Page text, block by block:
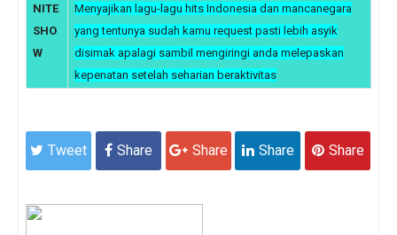
NITE
SHO
W
Menyajikan lagu-lagu hits Indonesia dan mancanegara
yang tentunya sudah kamu request pasti lebih asyik
disimak apalagi sambil mengiringi anda melepaskan
kepenatan setelah seharian beraktivitas
Tweet Share Share Share Share